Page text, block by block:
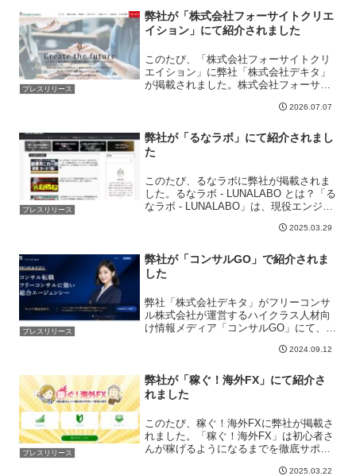
とを使命に、全国の...
プレスリリース
弊社が「株式会社フォーサイトクリエ
イション」にて紹介されました
このたび、「株式会社フォーサイトクリ
エイション」に弊社「株式会社デキタ」
が掲載されました。株式会社フォーサイ
業の成果につながるWebサイト制作を支
採用サイト、ブランドサ...
2026.07.07
プレスリリース
弊社が「るなラボ」にて紹介されまし
た
このたび、るなラボに弊社が掲載されま
した。るなラボ - LUNALABO とは？「る
なラボ - LUNALABO」は、現役エンジニ
ネー・クレジットカード・ブログ運営・
を...
2025.03.29
プレスリリース
弊社が「コンサルGO」で紹介されま
した
弊社「株式会社デキタ」がフリーコンサ
ル株式会社が運営するハイクラス人材向
け情報メディア「コンサルGO」にて、
社」として紹介されました。
2024.09.12
プレスリリース
弊社が「稼ぐ！海外FX」にて紹介さ
れました
このたび、稼ぐ！海外FXに弊社が掲載さ
れました。「稼ぐ！海外FX」は初心者さ
んが稼げるようになるまでを徹底サポー
2025.03.22